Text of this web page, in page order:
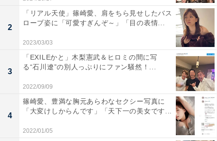
2
「リアル天使」篠崎愛、肩をちら見せしたバス
ローブ姿に「可愛すぎんぞ～」「目の表情...
2023/03/03
3
「EXILEかと」木梨憲武＆ヒロミの間に写
る“石川遼”の別人っぷりにファン騒然！...
2022/09/09
4
篠崎愛、豊満な胸元あらわなセクシー写真に
「大変けしからんです」「天下一の美女です...
2022/01/05